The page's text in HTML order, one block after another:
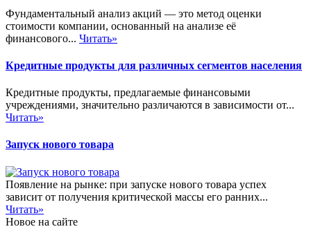
Фундаментальный анализ акций — это метод оценки
стоимости компании, основанный на анализе её
финансового... Читать»
Кредитные продукты для различных сегментов населения
Кредитные продукты, предлагаемые финансовыми
учреждениями, значительно различаются в зависимости от...
Читать»
Запуск нового товара
Появление на рынке: при запуске нового товара успех
зависит от получения критической массы его ранних...
Читать»
Новое на сайте